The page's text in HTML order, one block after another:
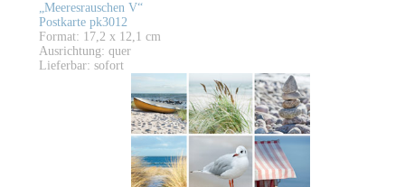
„Meeresrauschen V“
Postkarte pk3012
Format: 17,2 x 12,1 cm
Ausrichtung: quer
Lieferbar: sofort